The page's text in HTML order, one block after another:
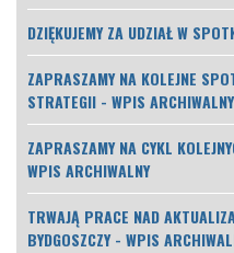
DZIĘKUJEMY ZA UDZIAŁ W
ZAPRASZAMY NA KOLEJNE
STRATEGII - WPIS ARCHIWALNY
ZAPRASZAMY NA CYKL
WPIS ARCHIWALNY
TRWAJĄ PRACE NAD
BYDGOSZCZY - WPIS